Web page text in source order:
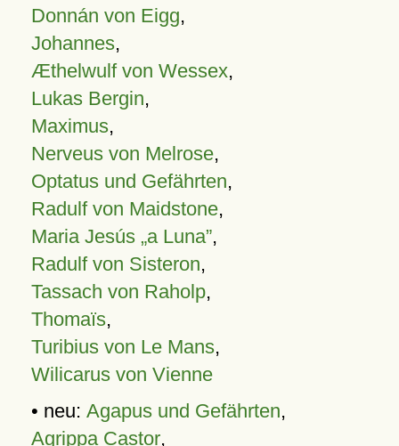
Donnán von Eigg,
Johannes,
Æthelwulf von Wessex,
Lukas Bergin,
Maximus,
Nerveus von Melrose,
Optatus und Gefährten,
Radulf von Maidstone,
Maria Jesús „a Luna”,
Radulf von Sisteron,
Tassach von Raholp,
Thomaïs,
Turibius von Le Mans,
Wilicarus von Vienne
• neu: Agapus und Gefährten,
Agrippa Castor,